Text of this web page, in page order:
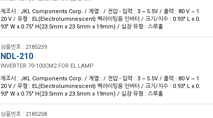
제조사 : JKL Components Corp. / 계열 : / 전압 - 입력 : 3 ~ 5.5V / 출력 : 80 V ~ 1
20 V / 유형 : EL(Electroluminescent) 백라이팅용 인버터 / 크기/치수 : 0.93" L x 0.
93" W x 0.75" H(23.5mm x 23.5mm x 19mm) / 실장 유형 : 스루홀
상품번호 : 2185259
NDL-210
INVERTER 70-100CM2 FOR EL LAMP
제조사 : JKL Components Corp. / 계열 : / 전압 - 입력 : 3 ~ 5.5V / 출력 : 80 V ~ 1
20 V / 유형 : EL(Electroluminescent) 백라이팅용 인버터 / 크기/치수 : 0.93" L x 0.
93" W x 0.75" H(23.5mm x 23.5mm x 19mm) / 실장 유형 : 스루홀
상품번호 : 2185258